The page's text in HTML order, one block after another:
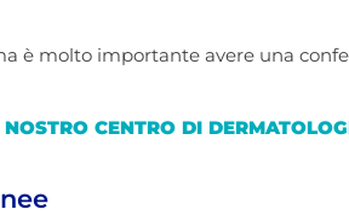
è molto importante avere una
CENTRO DI